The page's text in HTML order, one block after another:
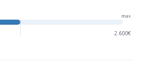
max
2.600€